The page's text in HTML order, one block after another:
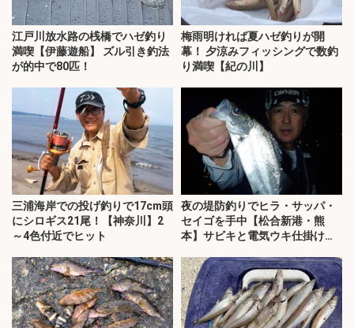
江戸川放水路の桟橋でハゼ釣り
満喫【伊藤遊船】 ズル引き釣法
が的中で80匹！
梅雨明ければ夏ハゼ釣りが開
幕！ 夕涼みフィッシングで数釣
り満喫【紀の川】
三浦海岸での投げ釣りで17cm頭
にシロギス21尾！【神奈川】2
～4色付近でヒット
夜の堤防釣りでヒラ・サッパ・
セイゴを手中【松合新港・熊
本】サビキと電気ウキ仕掛けで